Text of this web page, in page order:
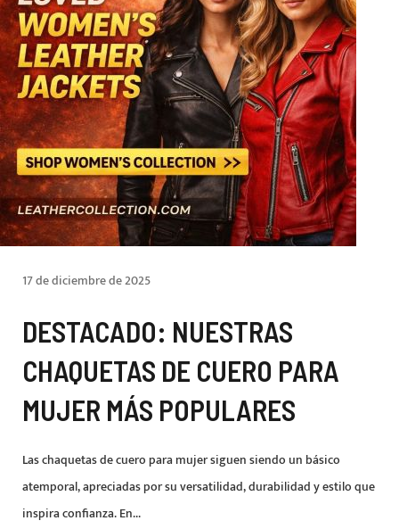
17 de diciembre de 2025
DESTACADO: NUESTRAS
CHAQUETAS DE CUERO PARA
MUJER MÁS POPULARES
Las chaquetas de cuero para mujer siguen siendo un básico
atemporal, apreciadas por su versatilidad, durabilidad y estilo que
inspira confianza. En...